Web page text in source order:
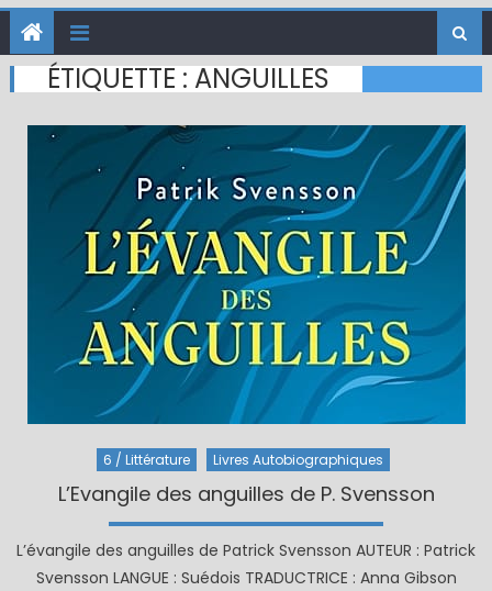
ÉTIQUETTE : ANGUILLES
6 / Littérature Livres Autobiographiques
L’Evangile des anguilles de P. Svensson
L’évangile des anguilles de Patrick Svensson AUTEUR : Patrick
Svensson LANGUE : Suédois TRADUCTRICE : Anna Gibson